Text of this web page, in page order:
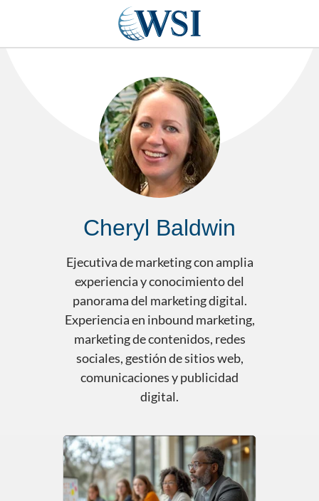
Cheryl Baldwin
Ejecutiva de marketing con amplia
experiencia y conocimiento del
panorama del marketing digital.
Experiencia en inbound marketing,
marketing de contenidos, redes
sociales, gestión de sitios web,
comunicaciones y publicidad
digital.